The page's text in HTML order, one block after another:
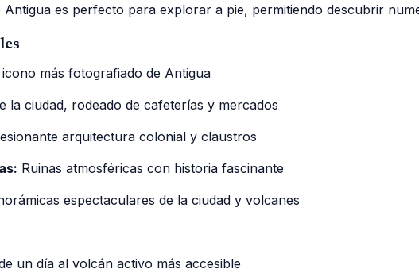
es perfecto para explorar a pie, permitiendo descubrir
icono más fotografiado de Antigua
la ciudad, rodeado de cafeterías y mercados
arquitectura colonial y claustros
Ruinas atmosféricas con historia fascinante
espectaculares de la ciudad y volcanes
un día al volcán activo más accesible